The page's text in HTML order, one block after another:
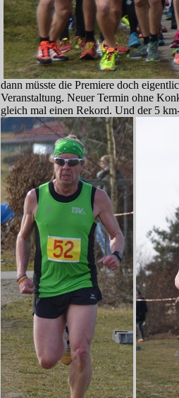
dann müsste die Premiere doch
Veranstaltung. Neuer Termin ohne
gleich mal einen Rekord. Und der 5